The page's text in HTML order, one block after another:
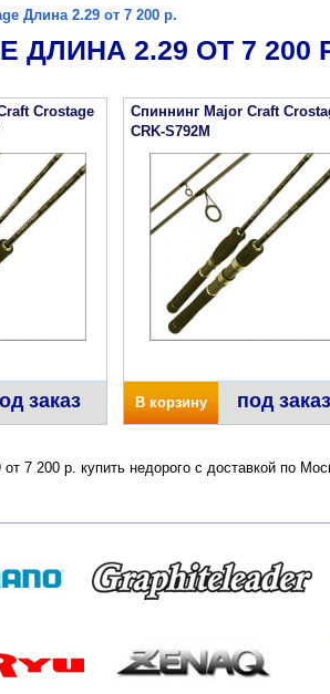
Длина 2.29 от 7 200 р.
ДЛИНА 2.29 ОТ 7 200
Crostage
заказ
Спиннинг Major Craft
CRK-S792M
В корзину под заказ
7 200 р. купить недорого с доставкой по